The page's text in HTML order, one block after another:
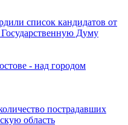
список кандидатов от
Думу
- над городом
пострадавших
область